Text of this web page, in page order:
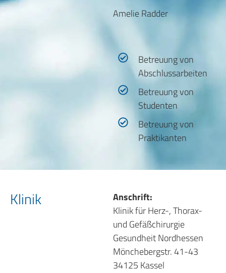
Amelie Radder
Betreuung von
Abschlussarbeiten
Betreuung von
Studenten
Betreuung von
Praktikanten
Klinik
Anschrift:
Klinik für Herz-, Thorax-
und Gefäßchirurgie
Gesundheit Nordhessen
Mönchebergstr. 41-43
34125 Kassel